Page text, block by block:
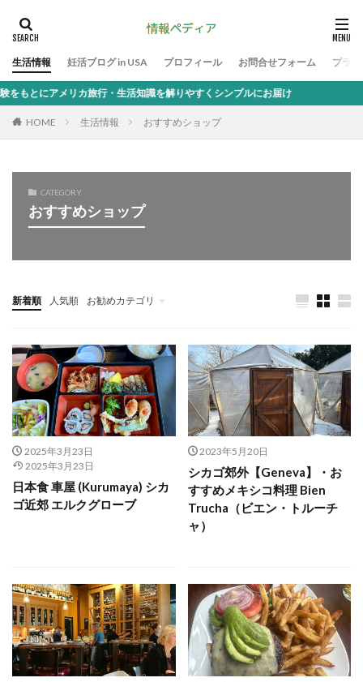
生活情報 妊活ブログ in USA プロフィール お問合せフォーム プラ
にアメリカ旅行・生活知識を解りやすくシンプルにお届け
HOME 生活情報 おすすめショップ
CATEGORY
おすすめショップ
新着順 人気順 お勧めカテゴリ
生活情報
2025年3月23日
2025年3月23日
日本食 車屋 (Kurumaya) シカ
ゴ近郊 エルクグローブ
2023年5月20日
シカゴ郊外【Geneva】・お
すすめメキシコ料理 Bien
Trucha（ビエン・トルーチ
ャ）